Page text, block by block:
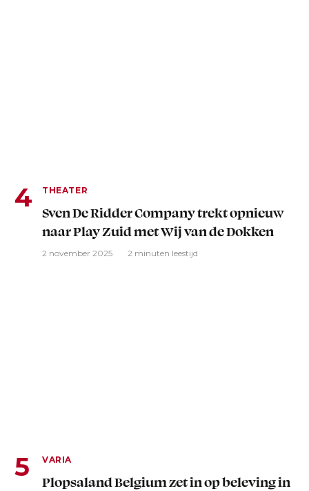
THEATER
Sven De Ridder Company trekt opnieuw
naar Play Zuid met Wij van de Dokken
2 november 2025 2 minuten leestijd
VARIA
Plopsaland Belgium zet in op beleving in